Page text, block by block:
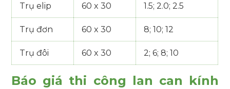
Trụ elip 60 x 30 1.5; 2.0; 2.5
Trụ đơn 60 x 30 8; 10; 12
Trụ đôi 60 x 30 2; 6; 8; 10
Báo giá thi công lan can kính